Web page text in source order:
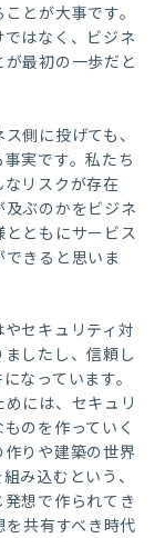
とが大事です。
はなく、ビジネ
最初の一歩だと
側に投げても、
実です。私たち
リスクが存在
ぶのかをビジネ
ともにサービス
きると思いま
セキュリティ対
したし、信頼し
なっています。
には、セキュリ
のを作っていく
りや建築の世界
み込むという、
想で作られてき
共有すべき時代